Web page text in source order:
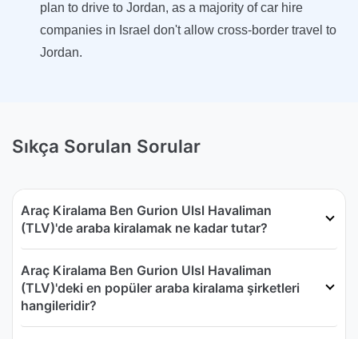
plan to drive to Jordan, as a majority of car hire
companies in Israel don't allow cross-border travel to
Jordan.
Sıkça Sorulan Sorular
Araç Kiralama Ben Gurion Ulsl Havaliman
(TLV)'de araba kiralamak ne kadar tutar?
Araç Kiralama Ben Gurion Ulsl Havaliman
(TLV)'deki en popüler araba kiralama şirketleri
hangileridir?